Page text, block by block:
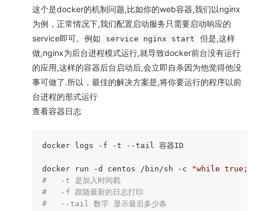
这个是docker的机制问题,比如你的web容器,我们以nginx
为例，正常情况下,我们配置启动服务只需要启动响应的
service即可。例如
service nginx start
但是,这样
做,nginx为后台进程模式运行,就导致docker前台没有运行
的应用,这样的容器后台启动后,会立即自杀因为他觉得他没
事可做了.所以，最佳的解决方案是,将你要运行的程序以前
台进程的形式运行
查看容器日志
docker logs -f -t --tail 容器ID
docker run -d centos /bin/sh -c
"while true;do
#   -t 是加入时间戳
#   -f 跟随最新的日志打印
#   --tail 数字 显示最后多少条